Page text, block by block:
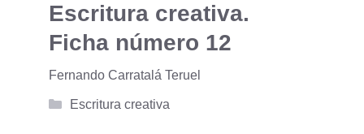
Escritura creativa.
Ficha número 12
Fernando Carratalá Teruel
Categorías
Escritura creativa